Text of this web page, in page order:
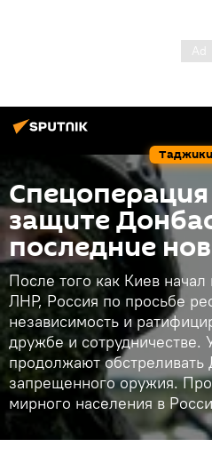
защите
последние
После того как Киев
ЛНР, Россия по просьбе
независимость и
дружбе и сотрудничестве.
продолжают обстреливать
запрещенного оружия.
мирного населения в